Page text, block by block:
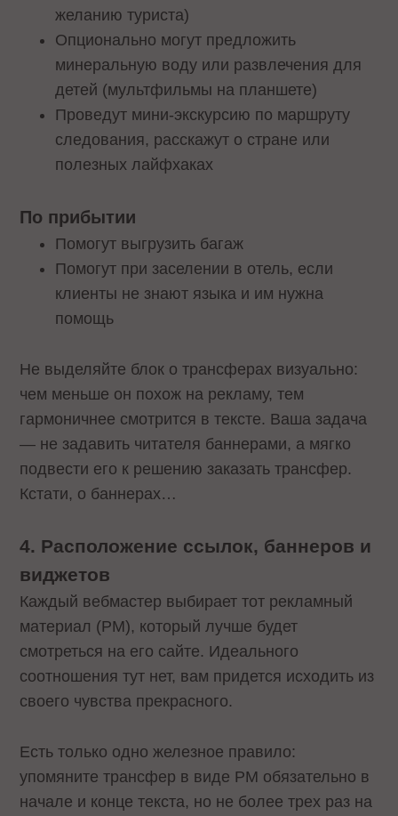
желанию туриста)
Опционально могут предложить
минеральную воду или развлечения для
детей (мультфильмы на планшете)
Проведут мини-экскурсию по маршруту
следования, расскажут о стране или
полезных лайфхаках
По прибытии
Помогут выгрузить багаж
Помогут при заселении в отель, если
клиенты не знают языка и им нужна
помощь
Не выделяйте блок о трансферах визуально:
чем меньше он похож на рекламу, тем
гармоничнее смотрится в тексте. Ваша задача
— не задавить читателя баннерами, а мягко
подвести его к решению заказать трансфер.
Кстати, о баннерах…
4. Расположение ссылок, баннеров и
виджетов
Каждый вебмастер выбирает тот рекламный
материал (РМ), который лучше будет
смотреться на его сайте. Идеального
соотношения тут нет, вам придется исходить из
своего чувства прекрасного.
Есть только одно железное правило:
упомяните трансфер в виде РМ обязательно в
начале и конце текста, но не более трех раз на